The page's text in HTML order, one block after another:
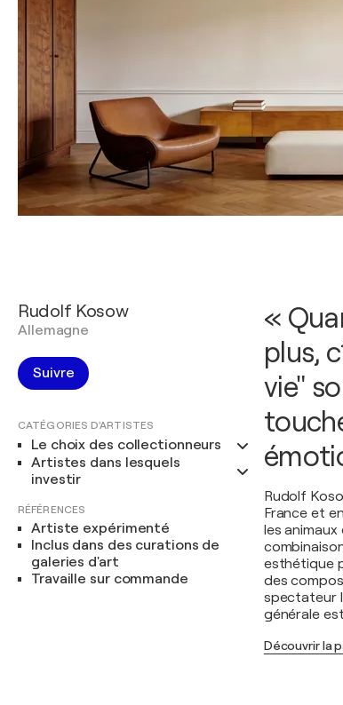
Rudolf Kosow
Allemagne
Suivre
CATÉGORIES D'ARTISTES
Le choix des collectionneurs
Artistes dans lesquels
investir
RÉFÉRENCES
Artiste expérimenté
Inclus dans des curations de
galeries d'art
Travaille sur commande
«
plus,
vie"
Rudolf
France et
les
esthétique
des
spectateur
générale
Découvrir la